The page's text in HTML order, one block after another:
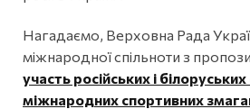
Нагадаємо, Верховна Рада
міжнародної спільноти з
участь російських і
міжнародних спортивних